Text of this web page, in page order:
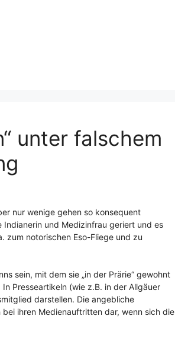
unter falschem
nur wenige gehen so konsequent
und Medizinfrau geriert und es
zum notorischen Eso-Fliege und zu
sein, mit dem sie „in der Prärie“ gewohnt
Presseartikeln (wie z.B. in der Allgäuer
darstellen. Die angebliche
ihren Medienauftritten dar, wenn sich die